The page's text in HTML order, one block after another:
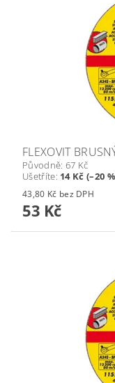
FLEXOVIT
Původně: 67 Kč
Ušetříte: 14 Kč (–20
43,80 Kč bez DPH
53 Kč